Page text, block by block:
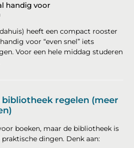
handig voor
heeft een compact rooster
voor “even snel” iets
Voor een hele middag studeren
regelen (meer
boeken, maar de bibliotheek is
dingen. Denk aan: